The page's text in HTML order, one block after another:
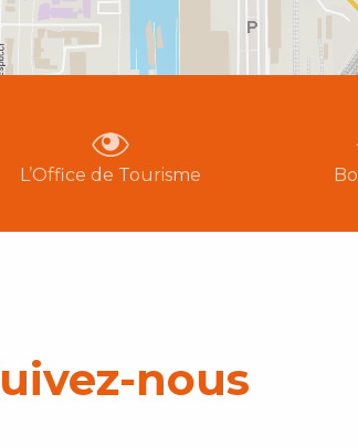
L’Office de Tourisme
nous